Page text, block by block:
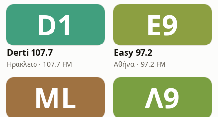
D1
Derti 107.7
Ηράκλειο · 107.7 FM
E9
Easy 97.2
Αθήνα · 97.2 FM
ML Λ9